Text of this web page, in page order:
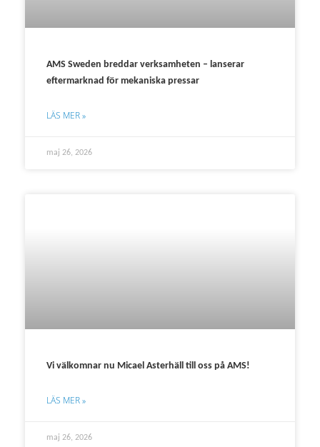
AMS Sweden breddar verksamheten – lanserar
eftermarknad för mekaniska pressar
LÄS MER »
maj 26, 2026
Vi välkomnar nu Micael Asterhäll till oss på AMS!
LÄS MER »
maj 26, 2026